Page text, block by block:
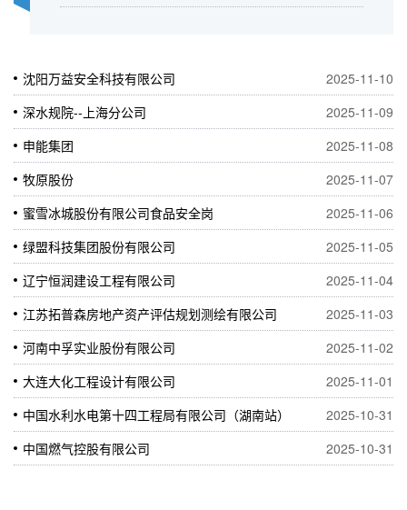
2025-11-10
沈阳万益安全科技有限公司
2025-11-09
深水规院--上海分公司
2025-11-08
申能集团
2025-11-07
牧原股份
2025-11-06
蜜雪冰城股份有限公司食品安全岗
2025-11-05
绿盟科技集团股份有限公司
2025-11-04
辽宁恒润建设工程有限公司
2025-11-03
江苏拓普森房地产资产评估规划测绘有限公司
2025-11-02
河南中孚实业股份有限公司
2025-11-01
大连大化工程设计有限公司
2025-10-31
中国水利水电第十四工程局有限公司（湖南站）
2025-10-31
中国燃气控股有限公司